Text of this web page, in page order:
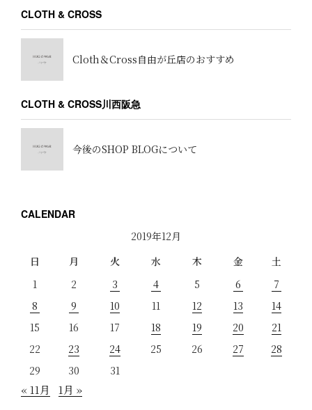
CLOTH & CROSS
Cloth＆Cross自由が丘店のおすすめ
CLOTH & CROSS川西阪急
今後のSHOP BLOGについて
CALENDAR
2019年12月
日
月 火 水 木 金
土
1
2 3 4 5 6
7
8
9 10 11 12 13
14
15
16 17 18 19 20
21
22
23 24 25 26 27
28
29
30 31
« 11月 1月 »